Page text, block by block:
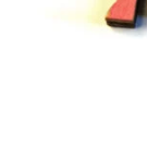
Arbres